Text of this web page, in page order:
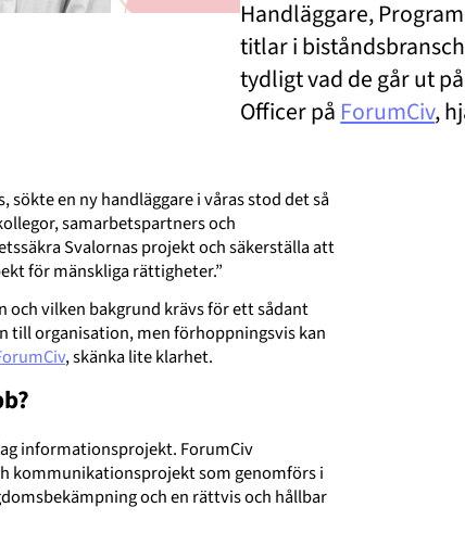
Handläggare,
titlar i
tydligt vad de går ut
Officer på ForumCiv,
sökte en ny handläggare i våras stod det så
samarbetspartners och
Svalornas projekt och säkerställa att
för mänskliga rättigheter.”
och vilken bakgrund krävs för ett sådant
till organisation, men förhoppningsvis kan
, skänka lite klarhet.
informationsprojekt. ForumCiv
kommunikationsprojekt som genomförs i
och en rättvis och hållbar